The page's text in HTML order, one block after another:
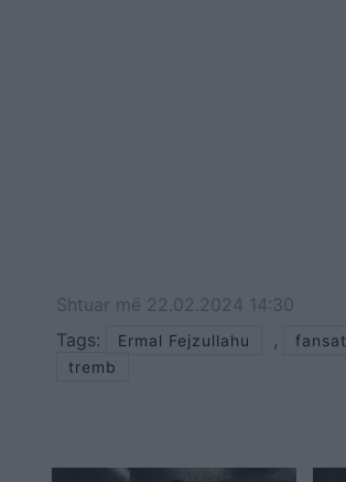
Shtuar më 22.02.2024 14:30
Tags:
Ermal Fejzullahu , fansat
tremb